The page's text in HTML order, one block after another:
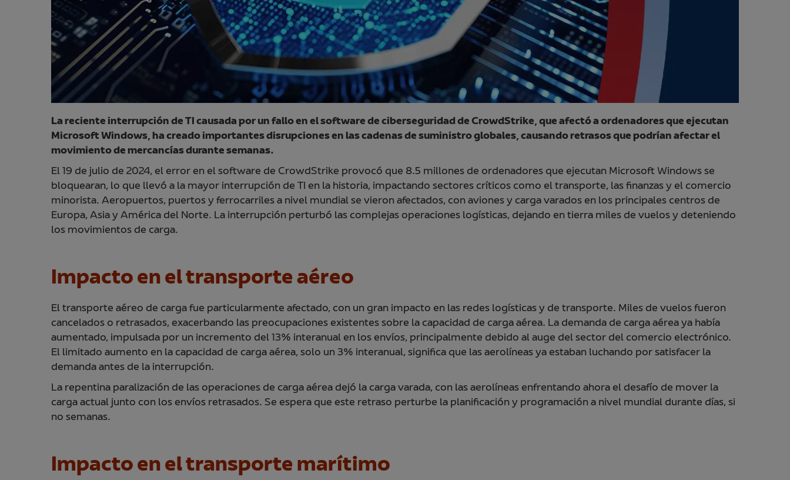
La reciente interrupción de TI causada por un fallo en el software de ciberseguridad de CrowdStrike, que afectó a ordenadores que ejecutan
Microsoft Windows, ha creado importantes disrupciones en las cadenas de suministro globales, causando retrasos que podrían afectar el
movimiento de mercancías durante semanas.
El 19 de julio de 2024, el error en el software de CrowdStrike provocó que 8.5 millones de ordenadores que ejecutan Microsoft Windows se
bloquearan, lo que llevó a la mayor interrupción de TI en la historia, impactando sectores críticos como el transporte, las finanzas y el comercio
minorista. Aeropuertos, puertos y ferrocarriles a nivel mundial se vieron afectados, con aviones y carga varados en los principales centros de
Europa, Asia y América del Norte. La interrupción perturbó las complejas operaciones logísticas, dejando en tierra miles de vuelos y deteniendo
los movimientos de carga.
Impacto en el transporte aéreo
El transporte aéreo de carga fue particularmente afectado, con un gran impacto en las redes logísticas y de transporte. Miles de vuelos fueron
cancelados o retrasados, exacerbando las preocupaciones existentes sobre la capacidad de carga aérea. La demanda de carga aérea ya había
aumentado, impulsada por un incremento del 13% interanual en los envíos, principalmente debido al auge del sector del comercio electrónico.
El limitado aumento en la capacidad de carga aérea, solo un 3% interanual, significa que las aerolíneas ya estaban luchando por satisfacer la
demanda antes de la interrupción.
La repentina paralización de las operaciones de carga aérea dejó la carga varada, con las aerolíneas enfrentando ahora el desafío de mover la
carga actual junto con los envíos retrasados. Se espera que este retraso perturbe la planificación y programación a nivel mundial durante días, si
no semanas.
Impacto en el transporte marítimo